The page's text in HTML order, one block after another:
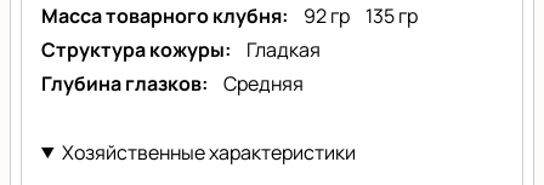
Масса товарного клубня
92 гр
135 гр
Структура кожуры
Гладкая
Глубина глазков
Средняя
Хозяйственные характеристики